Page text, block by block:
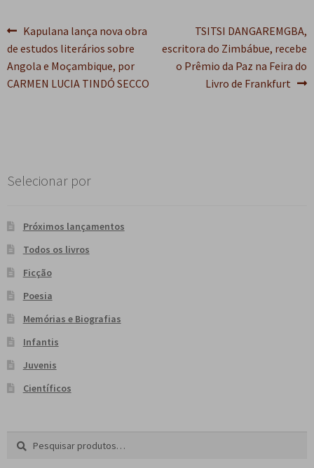
Navegação
de
Post
Post
anterior:
Kapulana lança nova obra
de estudos literários sobre
Angola e Moçambique, por
CARMEN LUCIA TINDÓ SECCO
Próximo
post:
TSITSI DANGAREMGBA,
escritora do Zimbábue, recebe
o Prêmio da Paz na Feira do
Livro de Frankfurt
Selecionar por
Próximos lançamentos
Todos os livros
Ficção
Poesia
Memórias e Biografias
Infantis
Juvenis
Científicos
Pesquisar